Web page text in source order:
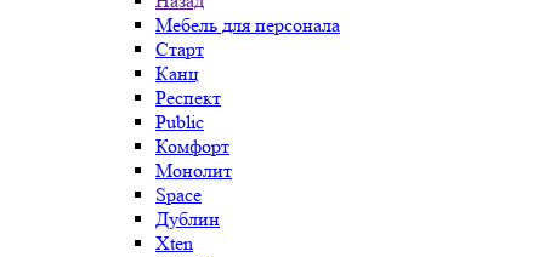
Мебель для персонала
Старт
Канц
Респект
Public
Комфорт
Монолит
Space
Дублин
Xten